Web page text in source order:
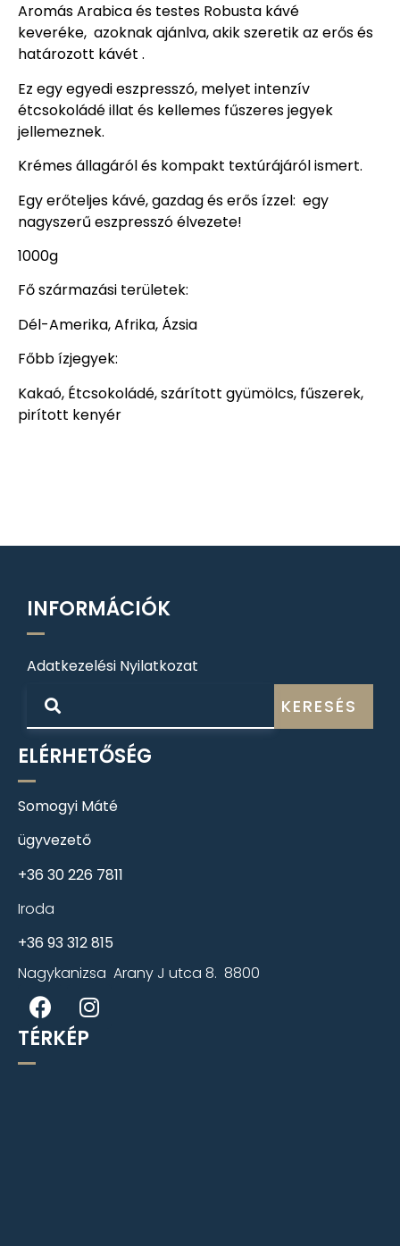
Aromás Arabica és testes Robusta kávé
keveréke, azoknak ajánlva, akik szeretik az erős és
határozott kávét .
Ez egy egyedi eszpresszó, melyet intenzív
étcsokoládé illat és kellemes fűszeres jegyek
jellemeznek.
Krémes állagáról és kompakt textúrájáról ismert.
Egy erőteljes kávé, gazdag és erős ízzel: egy
nagyszerű eszpresszó élvezete!
1000g
Fő származási területek:
Dél-Amerika, Afrika, Ázsia
Főbb ízjegyek:
Kakaó, Étcsokoládé, szárított gyümölcs, fűszerek,
pirított kenyér
INFORMÁCIÓK
Adatkezelési Nyilatkozat
KERESÉS
ELÉRHETŐSÉG
Somogyi Máté
ügyvezető
+36 30 226 7811
Iroda
+36 93 312 815
Nagykanizsa Arany J utca 8. 8800
TÉRKÉP